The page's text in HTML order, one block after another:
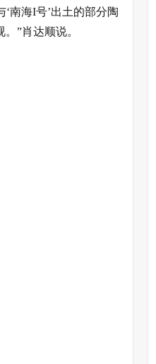
南海I号’出土的部分陶
”肖达顺说。